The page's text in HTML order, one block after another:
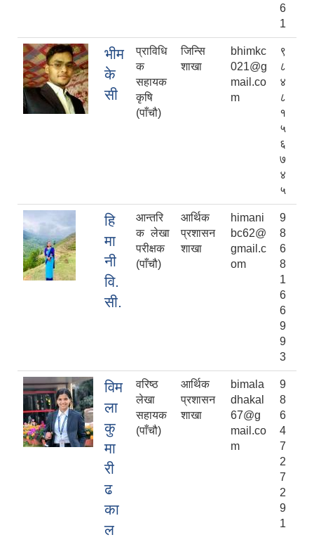
6
1
भीम
के
सी
प्राविधि
क
सहायक
कृषि
(पाँचौ)
जिन्सि
शाखा
bhimkc
021@g
mail.co
m
९
८
४
८
१
५
६
७
४
५
हि
मा
नी
वि.
सी.
आन्तरि
क लेखा
परीक्षक
(पाँचौ)
आर्थिक
प्रशासन
शाखा
himani
bc62@
gmail.c
om
9
8
6
8
1
6
6
9
9
3
विम
ला
कु
मा
री
ढ
का
ल
वरिष्‍ठ
लेखा
सहायक
(पाँचौ)
आर्थिक
प्रशासन
शाखा
bimala
dhakal
67@g
mail.co
m
9
8
6
4
7
2
7
2
9
1